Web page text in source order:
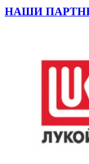
НАШИ